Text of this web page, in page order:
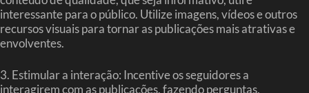
interessante para o público. Utilize imagens, vídeos e outros
recursos visuais para tornar as publicações mais atrativas e
envolventes.
3. Estimular a interação: Incentive os seguidores a
interagirem com as publicações, fazendo perguntas,